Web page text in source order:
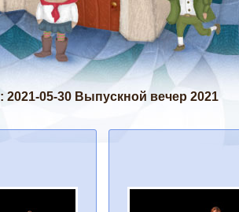
: 2021-05-30 Выпускной вечер 2021